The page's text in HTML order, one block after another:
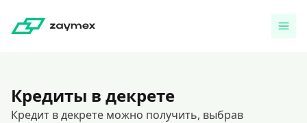
Кредиты в декрете
Кредит в декрете можно получить, выбрав